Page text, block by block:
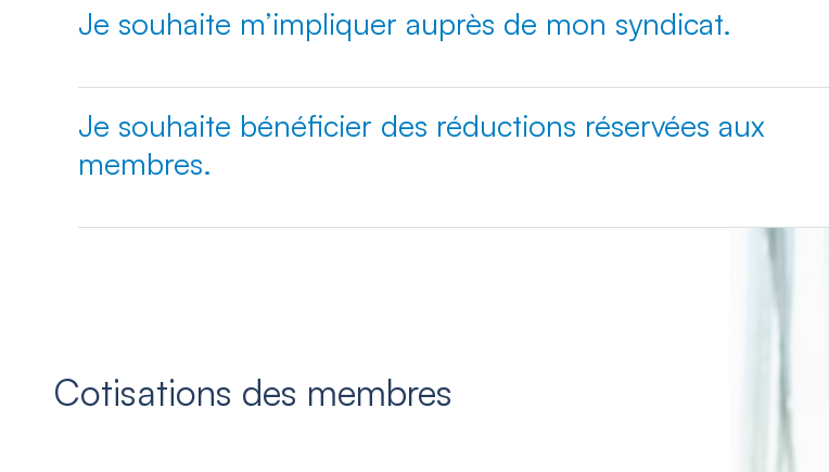
Je souhaite m’impliquer auprès de mon syndicat.
Je souhaite bénéficier des réductions réservées aux
membres.
Cotisations des membres